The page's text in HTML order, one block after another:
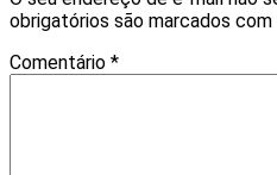
obrigatórios são marcados com
Comentário *